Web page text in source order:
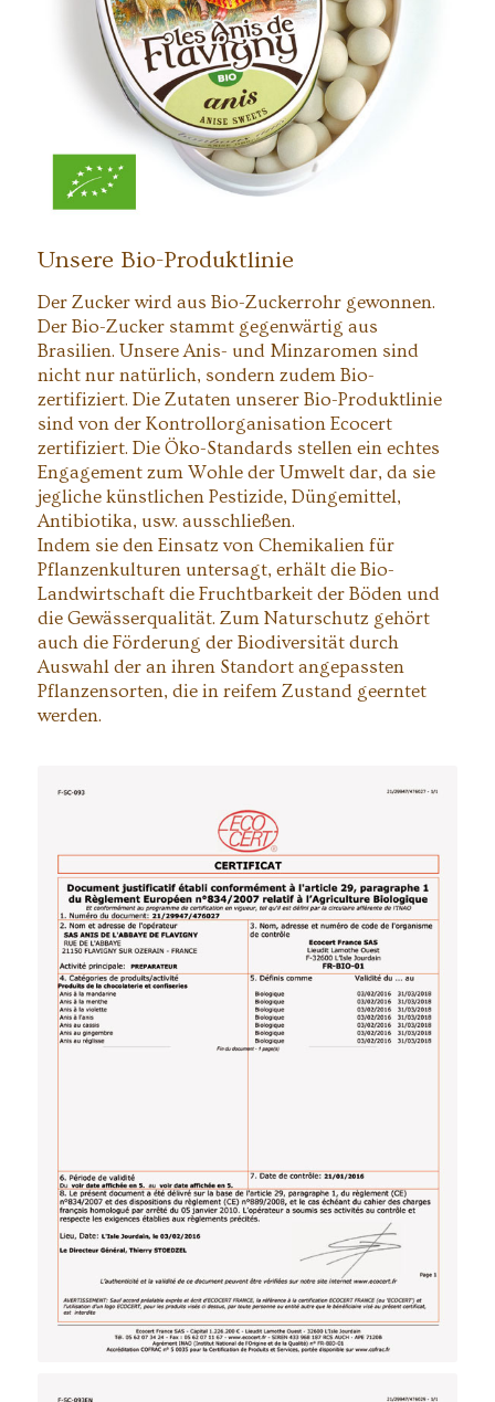
Unsere Bio-Produktlinie
Der Zucker wird aus Bio-Zuckerrohr gewonnen.
Der Bio-Zucker stammt gegenwärtig aus
Brasilien. Unsere Anis- und Minzaromen sind
nicht nur natürlich, sondern zudem Bio-
zertifiziert. Die Zutaten unserer Bio-Produktlinie
sind von der Kontrollorganisation Ecocert
zertifiziert. Die Öko-Standards stellen ein echtes
Engagement zum Wohle der Umwelt dar, da sie
jegliche künstlichen Pestizide, Düngemittel,
Antibiotika, usw. ausschließen.
Indem sie den Einsatz von Chemikalien für
Pflanzenkulturen untersagt, erhält die Bio-
Landwirtschaft die Fruchtbarkeit der Böden und
die Gewässerqualität. Zum Naturschutz gehört
auch die Förderung der Biodiversität durch
Auswahl der an ihren Standort angepassten
Pflanzensorten, die in reifem Zustand geerntet
werden.
Ecocert-Zertifikate für unsere Bio-